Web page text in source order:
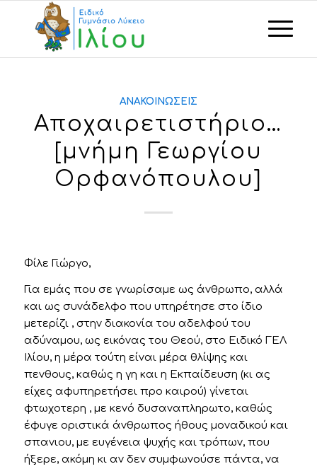
ΑΝΑΚΟΙΝΏΣΕΙΣ
Αποχαιρετιστήριο…
[μνήμη Γεωργίου
Ορφανόπουλου]
Φίλε Γιώργο,
Για εμάς που σε γνωρίσαμε ως άνθρωπο, αλλά
και ως συνάδελφο που υπηρέτησε στο ίδιο
μετερίζι , στην διακονία του αδελφού του
αδύναμου, ως εικόνας του Θεού, στο Ειδικό ΓΕΛ
Ιλίου, η μέρα τούτη είναι μέρα θλίψης και
πενθους, καθώς η γη και η Εκπαίδευση (κι ας
είχες αφυπηρετήσει προ καιρού) γίνεται
φτωχοτερη , με κενό δυσαναπληρωτο, καθώς
έφυγε οριστικά άνθρωπος ήθους μοναδικού και
σπανιου, με ευγένεια ψυχής και τρόπων, που
ήξερε, ακόμη κι αν δεν συμφωνούσε πάντα, να